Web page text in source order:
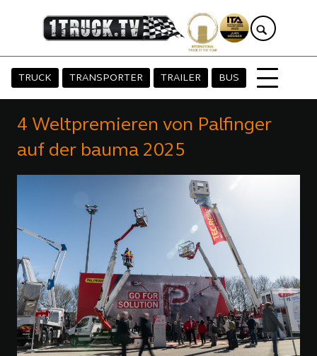
TRUCK TRANSPORTER TRAILER BUS
4 Weltpremieren von Palfinger
auf der bauma 2025